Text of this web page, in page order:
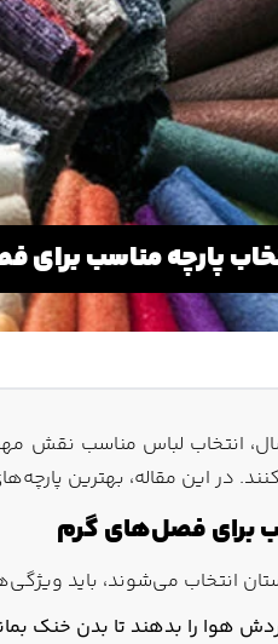
پارچه مناسب برای
انتخاب لباس مناسب نقش
در این مقاله، بهترین
برای فصل‌های گرم
انتخاب می‌شوند، باید
هوا را بدهند تا بدن خنک